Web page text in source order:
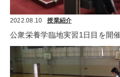
2022.08.10 授業紹介
公衆栄養学臨地実習1日目を開